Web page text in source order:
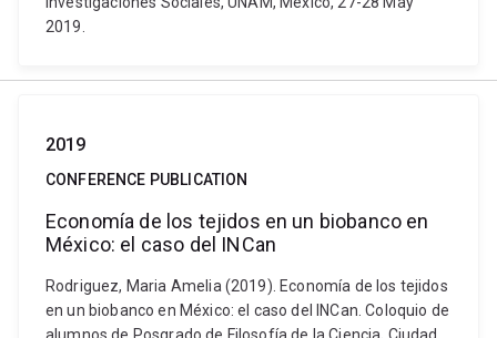
2019.
2019
CONFERENCE PUBLICATION
Economía de los tejidos en un biobanco en
México: el caso del INCan
Rodriguez, Maria Amelia (2019). Economía de los tejidos
en un biobanco en México: el caso del INCan. Coloquio de